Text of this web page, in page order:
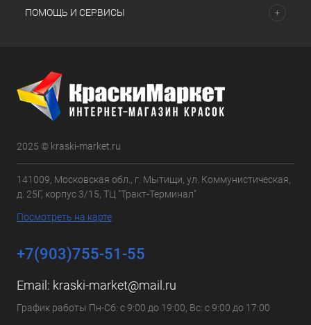
ПОМОЩЬ И СЕРВИСЫ
2025 © kraski-market.ru
141009, Московская обл., г. Мытищи, ул. Коммунистическая,
д. 25Г, корпус 3/15, ТЦ "Тракт-Терминал"
Посмотреть на карте
+7(903)755-51-55
Email: kraski-market@mail.ru
График работы Пн-Сб: с 9:00 до 19:00, Вс: с 9:00 до 17:00